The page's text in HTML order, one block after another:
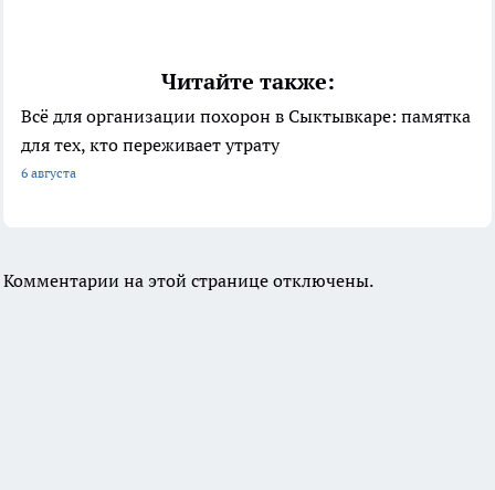
Читайте также:
Всё для организации похорон в Сыктывкаре: памятка
для тех, кто переживает утрату
6 августа
Комментарии на этой странице отключены.